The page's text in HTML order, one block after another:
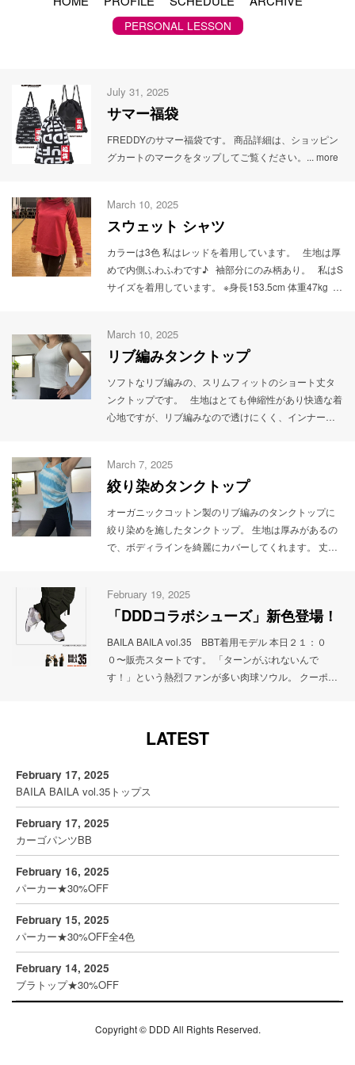
PERSONAL LESSON
July 31, 2025
サマー福袋
FREDDYのサマー福袋です。 商品詳細は、ショッピン
グカートのマークをタップしてご覧ください。... more
March 10, 2025
スウェット シャツ
カラーは3色 私はレッドを着用しています。 生地は厚
めで内側ふわふわです♪ 袖部分にのみ柄あり。 私はS
サイズを着用しています。 ※身長153.5cm 体重47kg
スもございます。 商品詳細は、このページ下部のカー
トのマークをタップして... more
March 10, 2025
リブ編みタンクトップ
ソフトなリブ編みの、スリムフィットのショート丈タ
ンクトップです。 生地はとても伸縮性があり快適な着
心地ですが、リブ編みなので透けにくく、インナーの
んな感じ。 私はSサイズを着用しています。 ※身長
153.5cm 体重47kg クーポンコード【FR888】で5%!!
March 7, 2025
絞り染めタンクトップ
オーガニックコットン製のリブ編みのタンクトップに
絞り染めを施したタンクトップ。 生地は厚みがあるの
で、ボディラインを綺麗にカバーしてくれます。 丈を
広すぎず狭すぎず。 インナーは何でも大丈夫そう♪ ク
ーポンコード【FR888】で5%!! クーポンコード
February 19, 2025
「DDDコラボシューズ」新色登場！
BAILA BAILA vol.35 BBT着用モデル 本日２１：０
０〜販売スタートです。 「ターンがぶれないんで
す！」という熱烈ファンが多い肉球ソウル。 クーポン
LATEST
February 17, 2025
BAILA BAILA vol.35トップス
February 17, 2025
カーゴパンツBB
February 16, 2025
パーカー★30%OFF
February 15, 2025
パーカー★30%OFF全4色
February 14, 2025
ブラトップ★30%OFF
Copyright © DDD All Rights Reserved.